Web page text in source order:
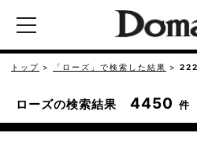
トップ 「ローズ」で検索した結果
ローズの検索結果 4450 件